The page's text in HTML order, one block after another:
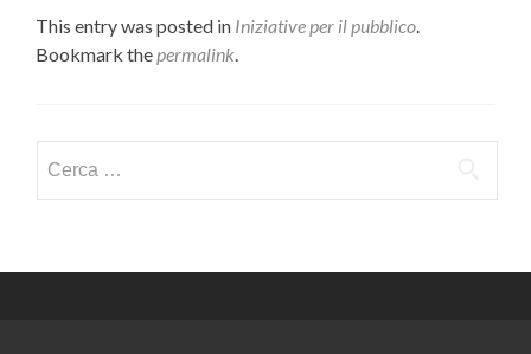
This entry was posted in Iniziative per il pubblico.
Bookmark thepermalink.
per: